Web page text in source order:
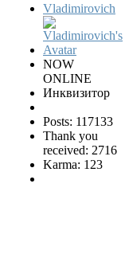
Vladimirovich
NOW
ONLINE
Инквизитор
Posts: 117133
Thank you
received: 2716
Karma: 123